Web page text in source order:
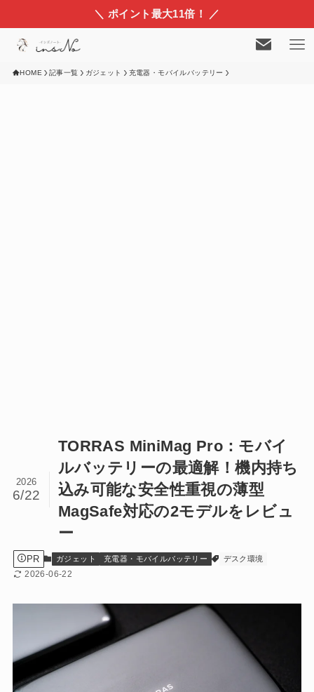
＼ ポイント最大11倍！ ／
HOME 記事一覧 ガジェット 充電器・モバイルバッテリー
TORRAS MiniMag Pro：モバイ
ルバッテリーの最適解！機内持ち
込み可能な安全性重視の薄型
MagSafe対応の2モデルをレビュ
ー
2026
6/22
PR ガジェット 充電器・モバイルバッテリー デスク環境
2026-06-22